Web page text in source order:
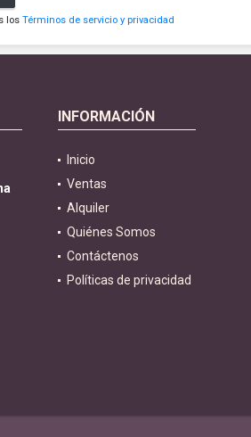
losTérminos de servicio y privacidad
INFORMACIÓN
Inicio
Ventas
Alquiler
Quiénes Somos
Contáctenos
Políticas de privacidad